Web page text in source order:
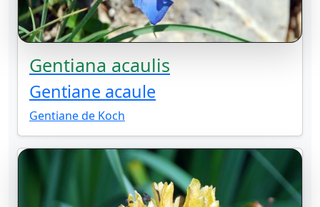
Gentiana acaulis
Gentiane acaule
Gentiane de Koch